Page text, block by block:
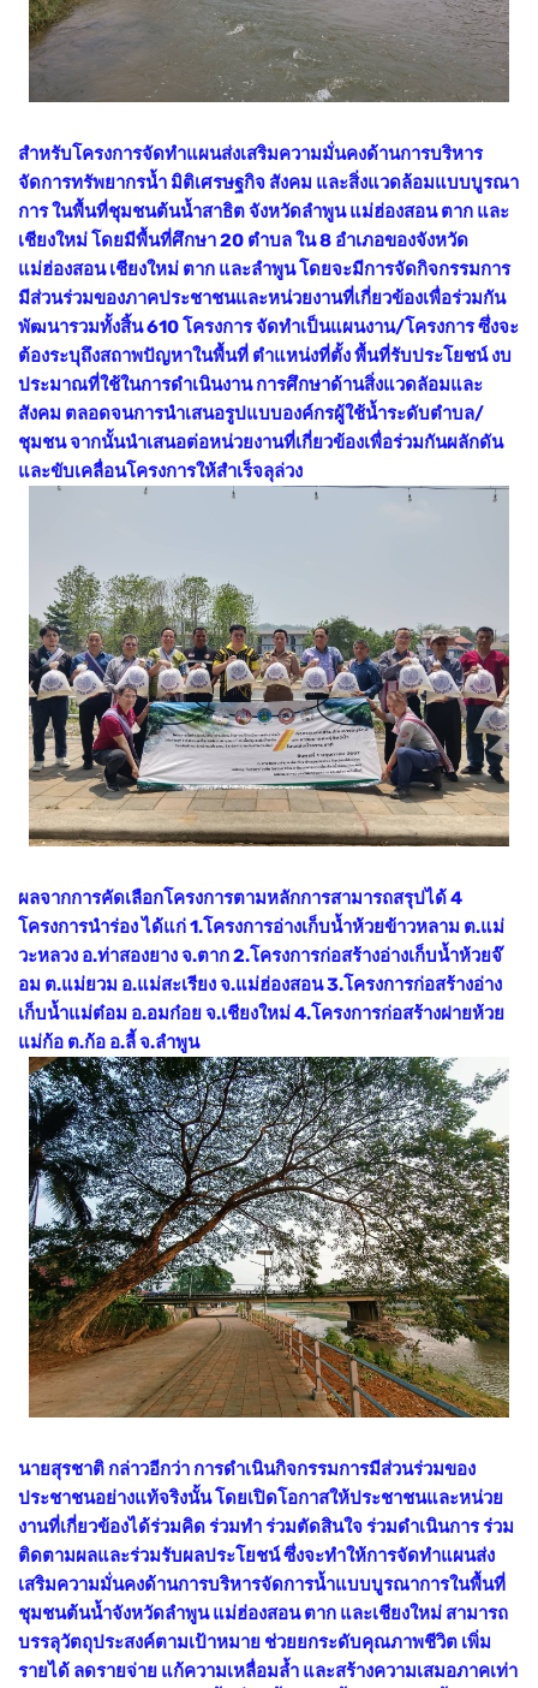
สำหรับโครงการจัดทำแผนส่งเสริมความมั่นคงด้านการบริหาร
จัดการทรัพยากรน้ำ มิติเศรษฐกิจ สังคม และสิ่งแวดล้อมแบบบูรณา
การ ในพื้นที่ชุมชนต้นน้ำสาธิต จังหวัดลำพูน แม่ฮ่องสอน ตาก และ
เชียงใหม่ โดยมีพื้นที่ศึกษา 20 ตำบล ใน 8 อำเภอของจังหวัด
แม่ฮ่องสอน เชียงใหม่ ตาก และลำพูน โดยจะมีการจัดกิจกรรมการ
มีส่วนร่วมของภาคประชาชนและหน่วยงานที่เกี่ยวข้องเพื่อร่วมกัน
พัฒนารวมทั้งสิ้น 610 โครงการ จัดทำเป็นแผนงาน/โครงการ ซึ่งจะ
ต้องระบุถึงสถาพปัญหาในพื้นที่ ตำแหน่งที่ตั้ง พื้นที่รับประโยชน์ งบ
ประมาณที่ใช้ในการดำเนินงาน การศึกษาด้านสิ่งแวดลัอมและ
สังคม ตลอดจนการนำเสนอรูปแบบองค์กรผู้ใช้น้ำระดับตำบล/
ชุมชน จากนั้นนำเสนอต่อหน่วยงานที่เกี่ยวข้องเพื่อร่วมกันผลักดัน
และขับเคลื่อนโครงการให้สำเร็จลุล่วง
ผลจากการคัดเลือกโครงการตามหลักการสามารถสรุปได้ 4
โครงการนำร่อง ได้แก่ 1.โครงการอ่างเก็บน้ำห้วยข้าวหลาม ต.แม่
วะหลวง อ.ท่าสองยาง จ.ตาก 2.โครงการก่อสร้างอ่างเก็บน้ำห้วยจ๊
อม ต.แม่ยวม อ.แม่สะเรียง จ.แม่ฮ่องสอน 3.โครงการก่อสร้างอ่าง
เก็บน้ำแม่ต๋อม อ.อมก๋อย จ.เชียงใหม่ 4.โครงการก่อสร้างฝายห้วย
แม่ก้อ ต.ก้อ อ.ลี้ จ.ลำพูน
นายสุรชาติ กล่าวอีกว่า การดำเนินกิจกรรมการมีส่วนร่วมของ
ประชาชนอย่างแท้จริงนั้น โดยเปิดโอกาสให้ประชาชนและหน่วย
งานที่เกี่ยวข้องได้ร่วมคิด ร่วมทำ ร่วมตัดสินใจ ร่วมดำเนินการ ร่วม
ติดตามผลและร่วมรับผลประโยชน์ ซึ่งจะทำให้การจัดทำแผนส่ง
เสริมความมั่นคงด้านการบริหารจัดการน้ำแบบบูรณาการในพื้นที่
ชุมชนต้นน้ำจังหวัดลำพูน แม่ฮ่องสอน ตาก และเชียงใหม่ สามารถ
บรรลุวัตถุประสงค์ตามเป้าหมาย ช่วยยกระดับคุณภาพชีวิต เพิ่ม
รายได้ ลดรายจ่าย แก้ความเหลื่อมล้ำ และสร้างความเสมอภาคเท่า